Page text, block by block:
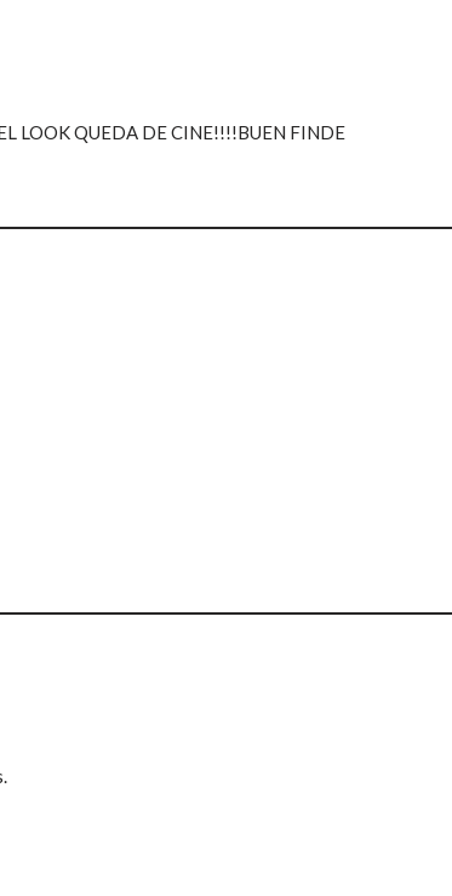
LOOK QUEDA DE CINE!!!!BUEN FINDE